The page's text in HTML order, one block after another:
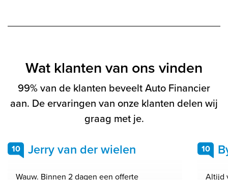
Wat klanten van ons vinden
99% van de klanten beveelt Auto Financier
aan. De ervaringen van onze klanten delen wij
graag met je.
10 Jerry van der wielen
Wauw. Binnen 2 dagen een offerte
10
Altijd